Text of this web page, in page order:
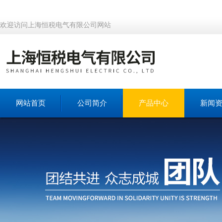
欢迎访问上海恒税电气有限公司网站
网站首页 公司简介 产品中心 新闻